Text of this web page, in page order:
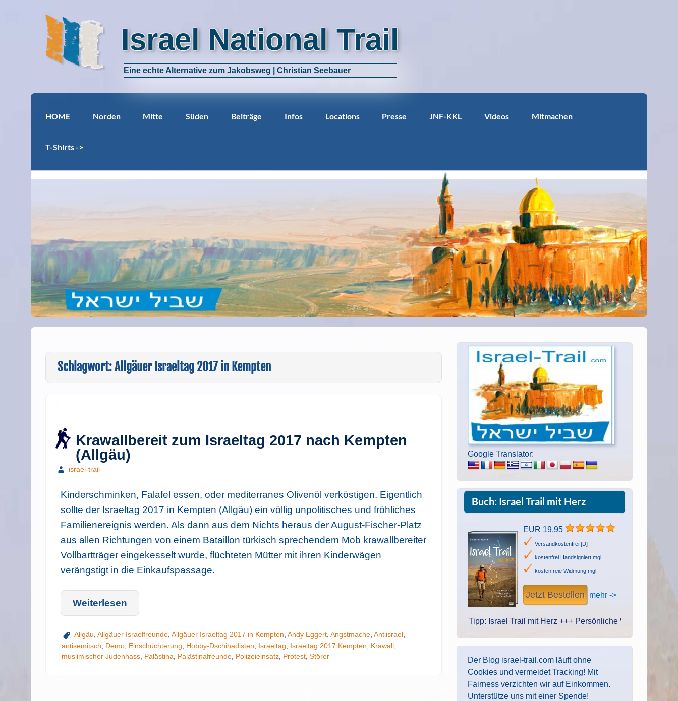
Israel National Trail
Eine echte Alternative zum Jakobsweg | Christian Seebauer
HOME Norden Mitte Süden Beiträge Infos Locations Presse JNF-KKL Videos Mitmachen
T-Shirts ->
Schlagwort:Allgäuer Israeltag 2017 in Kempten
Krawallbereit zum Israeltag 2017 nach Kempten
(Allgäu)
israel-trail
Kinderschminken, Falafel essen, oder mediterranes Olivenöl verköstigen. Eigentlich
sollte der Israeltag 2017 in Kempten (Allgäu) ein völlig unpolitisches und fröhliches
Familienereignis werden. Als dann aus dem Nichts heraus der August-Fischer-Platz
aus allen Richtungen von einem Bataillon türkisch sprechendem Mob krawallbereiter
Vollbartträger eingekesselt wurde, flüchteten Mütter mit ihren Kinderwägen
verängstigt in die Einkaufspassage.
Weiterlesen
Allgäu Allgäuer Israelfreunde, Allgäuer Israeltag 2017 in Kempten Andy Eggert, Angstmache, Antiisrael,
antisemitsch
Demo, Einschüchterung Hobby-Dschihadisten Israeltag Israeltag 2017 Kempten Krawall,
muslimischer Judenhass, Palästina Palästinafreunde, Polizeieinsatz, Protest, Störer
Google Translator:
Buch: Israel Trail mit Herz
EUR 19,95
Versandkostenfrei [D]
kostenfrei Handsigniert mgl.
kostenfreie Widmung mgl.
Jetzt Bestellen mehr ->
Tipp: Israel Trail mit Herz +++ Persönliche Widmung des Autors.
Der Blog israel-trail.com läuft ohne
Cookies und vermeidet Tracking! Mit
Fairness verzichten wir auf Einkommen.
Unterstütze uns mit einer Spende!